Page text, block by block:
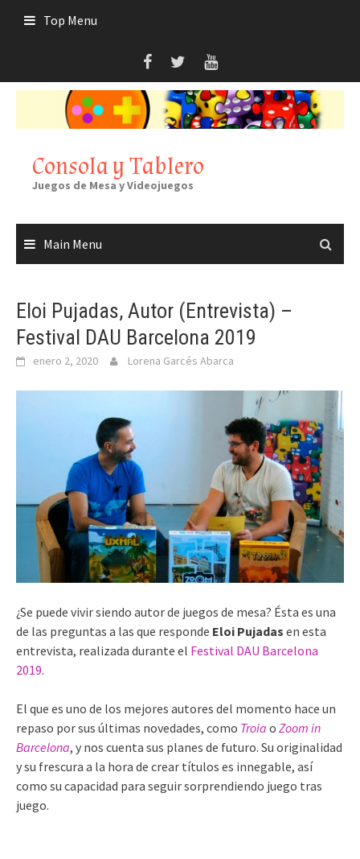
Top Menu
Consola y Tablero
Juegos de Mesa y Videojuegos
Main Menu
Eloi Pujadas, Autor (Entrevista) –
Festival DAU Barcelona 2019
enero 2, 2020 Lorena Garcés Abarca
¿Se puede vivir siendo autor de juegos de mesa? Ésta es una
de las preguntas a las que responde Eloi Pujadas en esta
entrevista, realizada durante el Festival DAU Barcelona
2019.
El que es uno de los mejores autores del momento hace un
repaso por sus últimas novedades, como Troia o Zoom in
Barcelona, y nos cuenta sus planes de futuro. Su originalidad
y su frescura a la hora de crear títulos es innegable, así
como su capacidad para seguir sorprendiendo juego tras
juego.